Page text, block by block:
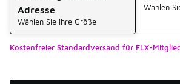
Adresse
Wählen Sie Ihre Größe
Wählen
Kostenfreier Standardversand für FLX-